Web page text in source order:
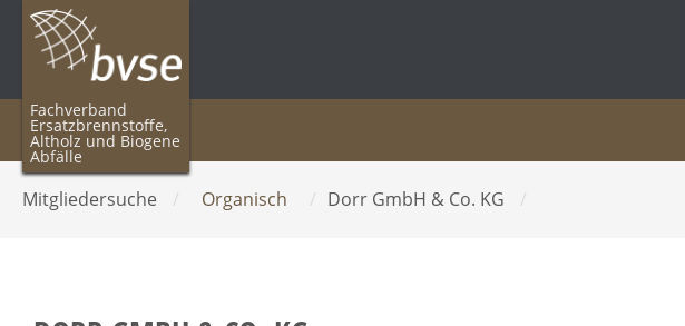
Fachverband
Ersatzbrennstoffe,
Altholz und Biogene
Abfälle
Mitgliedersuche / Organisch / Dorr GmbH & Co. KG /